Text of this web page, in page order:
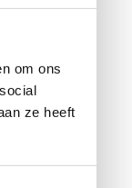
om ons
ze heeft